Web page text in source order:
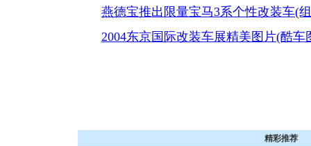
燕德宝推出限量宝马3系个性改装车(
2004东京国际改装车展精美图片(酷车
精彩推荐